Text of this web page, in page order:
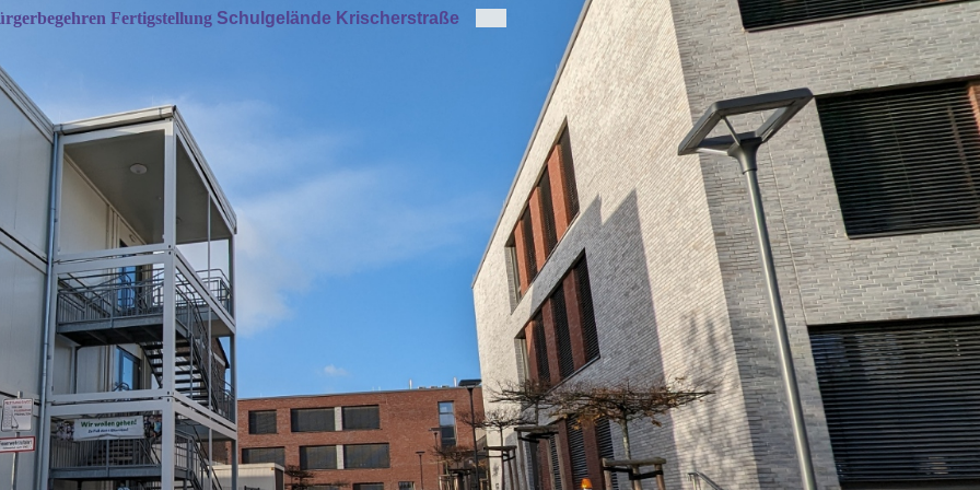
Fertigstellung Schulgelände Krischerstraße